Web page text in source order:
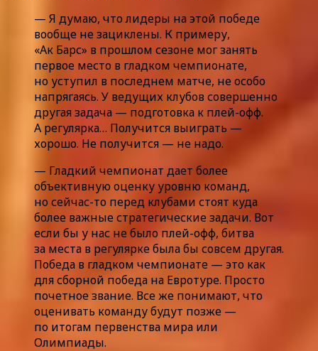
— Я думаю, что лидеры на этой победе
вообще не зациклены. К примеру,
«Ак Барс» в прошлом сезоне мог занять
первое место в гладком чемпионате,
но уступил в последнем матче, не особо
напрягаясь. У ведущих клубов совершенно
другая задача — подготовка к плей-офф.
А регулярка… Получится выиграть —
хорошо. Не получится — не надо.
— Гладкий чемпионат дает более
объективную оценку уровню команд,
но сейчас-то перед клубами стоят куда
более важные стратегические задачи. Вот
если бы у нас не было плей-офф, битва
за места в регулярке была бы совсем другая.
Победа в гладком чемпионате — это как
для сборной победа на Евротуре. Просто
почетное звание. Все же понимают, что
оценивать команду будут позже —
по итогам первенства мира или
Олимпиады.